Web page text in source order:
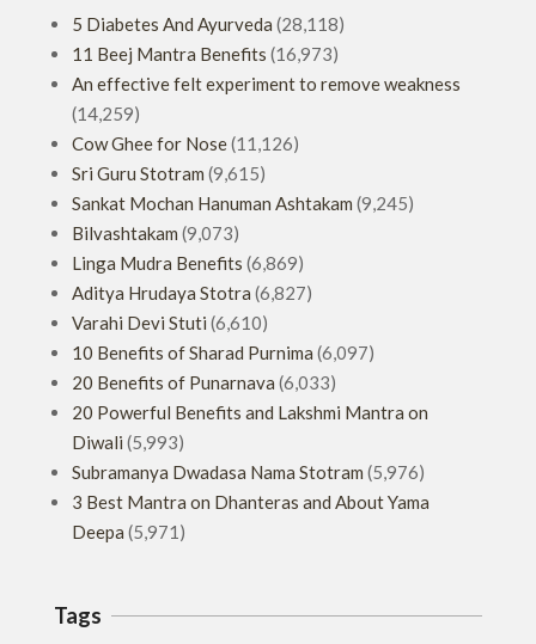
5 Diabetes And Ayurveda (28,118)
11 Beej Mantra Benefits (16,973)
An effective felt experiment to remove weakness
(14,259)
Cow Ghee for Nose(11,126)
Sri Guru Stotram (9,615)
Sankat Mochan Hanuman Ashtakam (9,245)
Bilvashtakam (9,073)
Linga Mudra Benefits (6,869)
Aditya Hrudaya Stotra (6,827)
Varahi Devi Stuti (6,610)
10 Benefits of Sharad Purnima (6,097)
20 Benefits of Punarnava (6,033)
20 Powerful Benefits and Lakshmi Mantra on
Diwali (5,993)
Subramanya Dwadasa Nama Stotram (5,976)
3 Best Mantra on Dhanteras and About Yama
Deepa (5,971)
Tags